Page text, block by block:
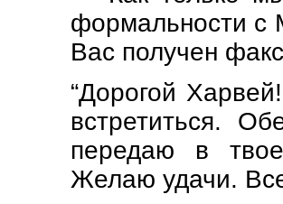
формальности с
Вас получен
“Дорогой
встретиться.
передаю в
Желаю удачи.